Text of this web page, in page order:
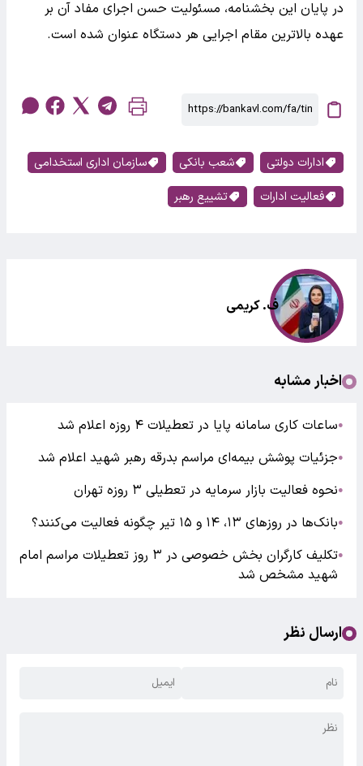
در پایان این بخشنامه، مسئولیت حسن اجرای مفاد آن بر
عهده بالاترین مقام اجرایی هر دستگاه عنوان شده است.
ادارات دولتی شعب بانکی
سازمان اداری استخدامی
فعالیت ادارات
تشییع رهبر
ف. کریمی
اخبار مشابه
●ساعات کاری سامانه پایا در تعطیلات ۴ روزه اعلام شد
●جزئیات پوشش بیمه‌ای مراسم بدرقه رهبر شهید اعلام شد
●نحوه فعالیت بازار سرمایه در تعطیلی ۳ روزه تهران
●بانک‌ها در روزهای ۱۳، ۱۴ و ۱۵ تیر چگونه فعالیت می‌کنند؟
●
تکلیف کارگران بخش خصوصی در ۳ روز تعطیلات مراسم امام
شهید مشخص شد
ارسال نظر